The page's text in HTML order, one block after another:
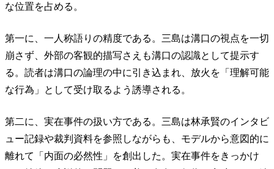
な位置を占める。
第一に、一人称語りの精度である。三島は溝口の視点を一切
崩さず、外部の客観的描写さえも溝口の認識として提示す
る。読者は溝口の論理の中に引き込まれ、放火を「理解可能
な行為」として受け取るよう誘導される。
第二に、実在事件の扱い方である。三島は林承賢のインタビ
ュー記録や裁判資料を参照しながらも、モデルから意図的に
離れて「内面の必然性」を創出した。実在事件をきっかけ